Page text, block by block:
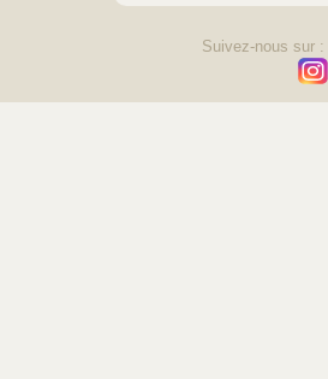
Suivez-nous sur :